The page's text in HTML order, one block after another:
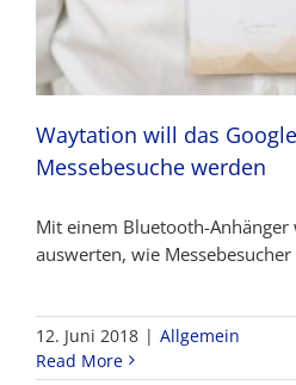
Waytation will das
Messebesuche werden
Mit einem Bluetooth-
auswerten, wie
12. Juni 2018 | Allgemein
Read More